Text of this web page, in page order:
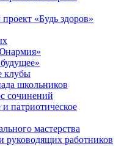
«Будь здоров»
клубы
школьников
сочинений
патриотическое
мастерства
руководящих работников